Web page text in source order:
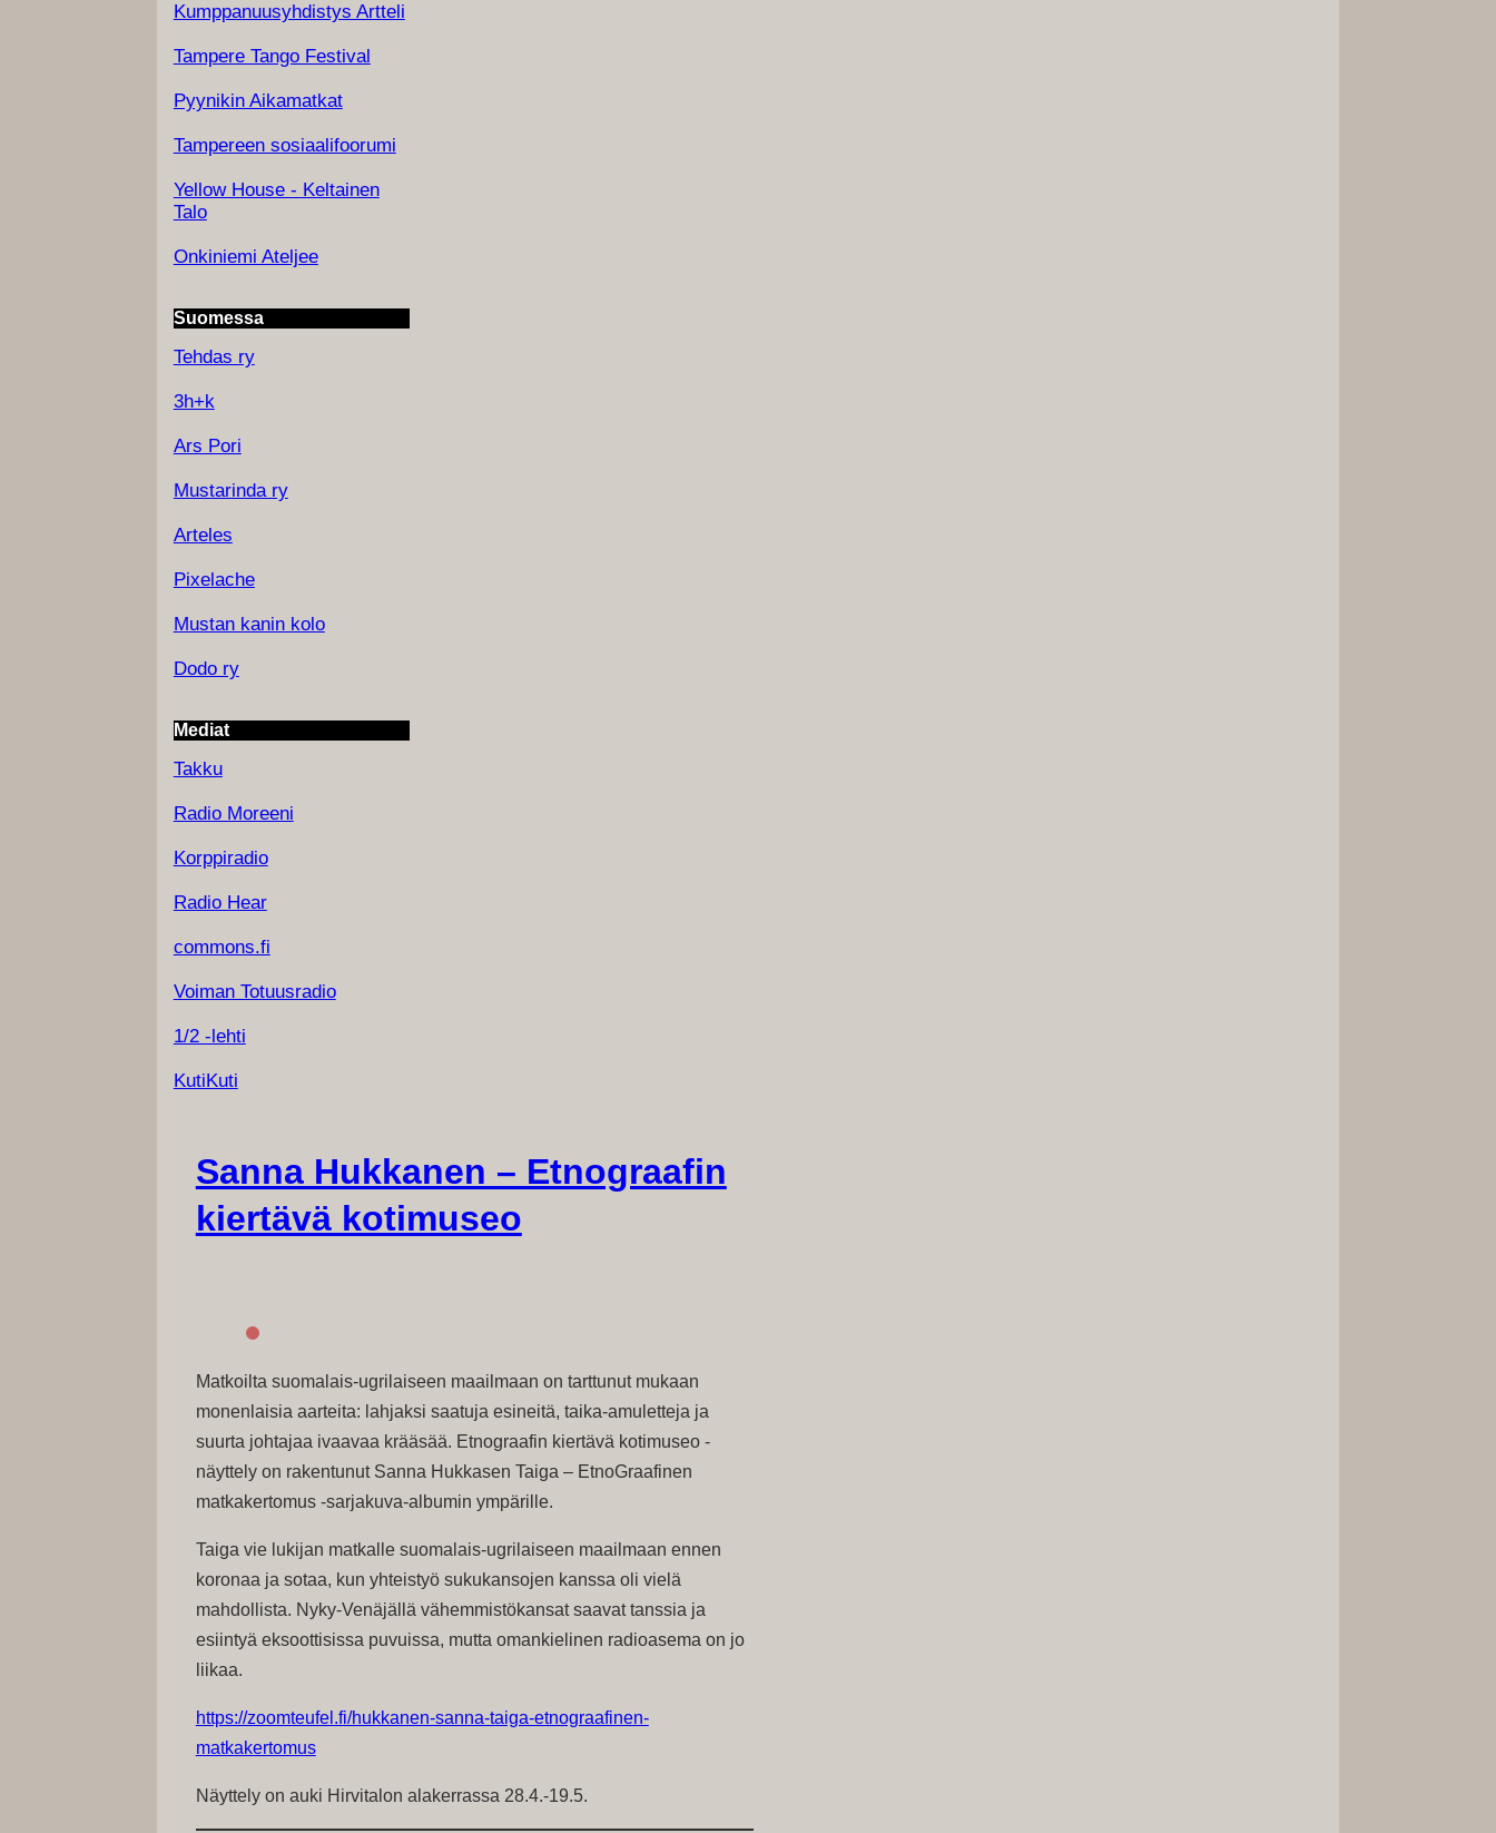
Kumppanuusyhdistys Artteli
Tampere Tango Festival
Pyynikin Aikamatkat
Tampereen sosiaalifoorumi
Yellow House - Keltainen
Talo
Onkiniemi Ateljee
Suomessa
Tehdas ry
3h+k
Ars Pori
Mustarinda ry
Arteles
Pixelache
Mustan kanin kolo
Dodo ry
Mediat
Takku
Radio Moreeni
Korppiradio
Radio Hear
commons.fi
Voiman Totuusradio
1/2 -lehti
KutiKuti
Sanna Hukkanen – Etnograafin
kiertävä kotimuseo
Matkoilta suomalais-ugrilaiseen maailmaan on tarttunut mukaan
monenlaisia aarteita: lahjaksi saatuja esineitä, taika-amuletteja ja
suurta johtajaa ivaavaa krääsää. Etnograafin kiertävä kotimuseo -
näyttely on rakentunut Sanna Hukkasen Taiga – EtnoGraafinen
matkakertomus -sarjakuva-albumin ympärille.
Taiga vie lukijan matkalle suomalais-ugrilaiseen maailmaan ennen
koronaa ja sotaa, kun yhteistyö sukukansojen kanssa oli vielä
mahdollista. Nyky-Venäjällä vähemmistökansat saavat tanssia ja
esiintyä eksoottisissa puvuissa, mutta omankielinen radioasema on jo
liikaa.
https://zoomteufel.fi/hukkanen-sanna-taiga-etnograafinen-
matkakertomus
Näyttely on auki Hirvitalon alakerrassa 28.4.-19.5.